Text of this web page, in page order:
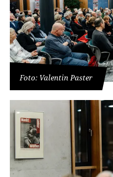
Foto: Valentin Paster